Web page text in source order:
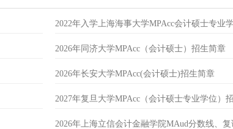
2022年入学上海海事大学MPAcc会计硕士专业
2026年同济大学MPAcc（会计硕士）招生简章
2026年长安大学MPAcc(会计硕士)招生简章
2027年复旦大学MPAcc（会计硕士专业学位）
2026年上海立信会计金融学院MAud分数线、